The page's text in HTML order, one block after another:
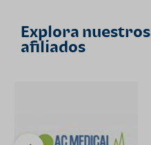
Explora
afiliados